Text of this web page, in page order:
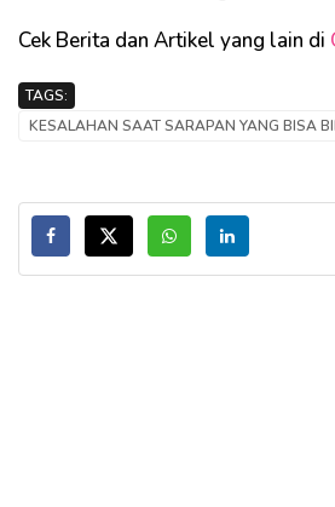
Cek Berita dan Artikel yang lain di
TAGS:
KESALAHAN SAAT SARAPAN YANG BISA